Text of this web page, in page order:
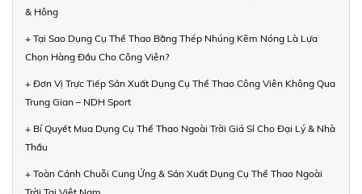
& Hông
+ Tại Sao Dụng Cụ Thể Thao Bằng Thép Nhúng Kẽm Nóng Là Lựa
Chọn Hàng Đầu Cho Công Viên?
+ Đơn Vị Trực Tiếp Sản Xuất Dụng Cụ Thể Thao Công Viên Không Qua
Trung Gian – NDH Sport
+ Bí Quyết Mua Dụng Cụ Thể Thao Ngoài Trời Giá Sỉ Cho Đại Lý & Nhà
Thầu
+ Toàn Cảnh Chuỗi Cung Ứng & Sản Xuất Dụng Cụ Thể Thao Ngoài